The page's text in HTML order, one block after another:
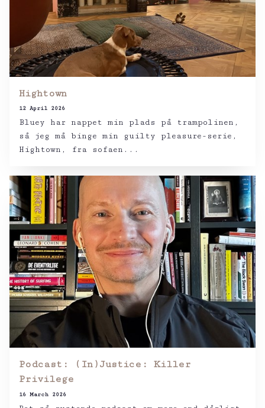
Hightown
12 April 2026
Bluey har nappet min plads på trampolinen,
så jeg må binge min guilty pleasure-serie,
Hightown, fra sofaen...
Podcast: (In)Justice: Killer
Privilege
16 March 2026